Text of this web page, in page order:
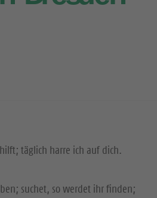
täglich harre ich auf dich.
suchet, so werdet ihr finden;